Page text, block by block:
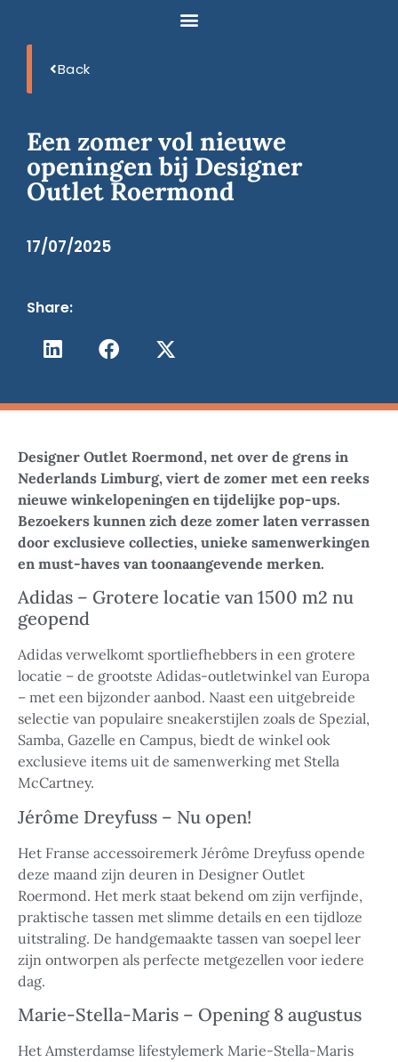
Back
Een zomer vol nieuwe
openingen bij Designer
Outlet Roermond
17/07/2025
Share:
Designer Outlet Roermond, net over de grens in
Nederlands Limburg, viert de zomer met een reeks
nieuwe winkelopeningen en tijdelijke pop-ups.
Bezoekers kunnen zich deze zomer laten verrassen
door exclusieve collecties, unieke samenwerkingen
en must-haves van toonaangevende merken.
Adidas – Grotere locatie van 1500 m2 nu
geopend
Adidas verwelkomt sportliefhebbers in een grotere
locatie – de grootste Adidas-outletwinkel van Europa
– met een bijzonder aanbod. Naast een uitgebreide
selectie van populaire sneakerstijlen zoals de Spezial,
Samba, Gazelle en Campus, biedt de winkel ook
exclusieve items uit de samenwerking met Stella
McCartney.
Jérôme Dreyfuss – Nu open!
Het Franse accessoiremerk Jérôme Dreyfuss opende
deze maand zijn deuren in Designer Outlet
Roermond. Het merk staat bekend om zijn verfijnde,
praktische tassen met slimme details en een tijdloze
uitstraling. De handgemaakte tassen van soepel leer
zijn ontworpen als perfecte metgezellen voor iedere
dag.
Marie-Stella-Maris – Opening 8 augustus
Het Amsterdamse lifestylemerk Marie-Stella-Maris